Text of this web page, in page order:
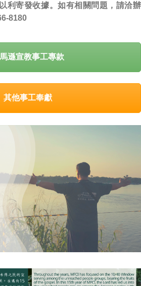
利寄發收據。如有相關問題，請洽辦
8180
遜宣教事工專款
其他事工奉獻